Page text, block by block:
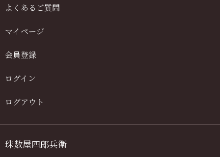
よくあるご質問
マイページ
会員登録
ログイン
ログアウト
珠数屋四郎兵衛